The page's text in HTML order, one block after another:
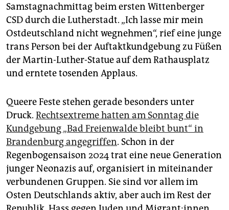
Samstagnachmittag beim ersten Wittenberger
CSD durch die Lutherstadt. „Ich lasse mir mein
Ostdeutschland nicht wegnehmen“, rief eine junge
trans Person bei der Auftaktkundgebung zu Füßen
der Martin-Luther-Statue auf dem Rathausplatz
und erntete tosenden Applaus.
Queere Feste stehen gerade besonders unter
Druck. Rechtsextreme hatten am Sonntag die
Kundgebung „Bad Freienwalde bleibt bunt“ in
Brandenburg angegriffen. Schon in der
Regenbogensaison 2024 trat eine neue Generation
junger ­Neonazis auf, organisiert in miteinander
verbundenen Gruppen. Sie sind vor allem im
Osten Deutschlands aktiv, aber auch im Rest der